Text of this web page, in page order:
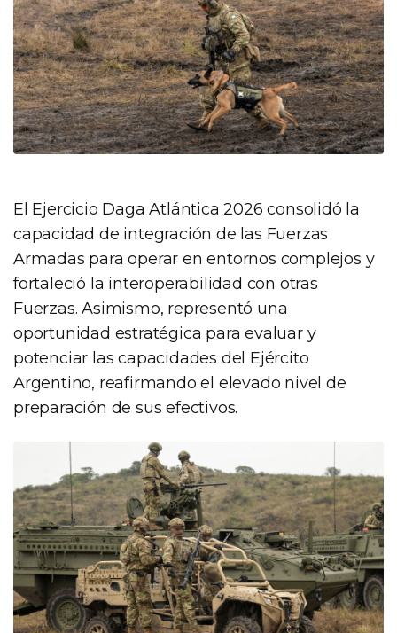
El Ejercicio Daga Atlántica 2026 consolidó la
capacidad de integración de las Fuerzas
Armadas para operar en entornos complejos y
fortaleció la interoperabilidad con otras
Fuerzas. Asimismo, representó una
oportunidad estratégica para evaluar y
potenciar las capacidades del Ejército
Argentino, reafirmando el elevado nivel de
preparación de sus efectivos.